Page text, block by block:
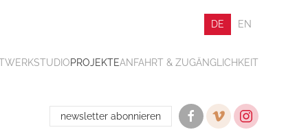
DE EN
STUDIOPROJEKTEANFAHRT & ZUGÄNGLICHKEIT
newsletter abonnieren